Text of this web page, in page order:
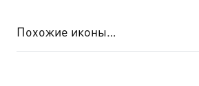
Похожие иконы…